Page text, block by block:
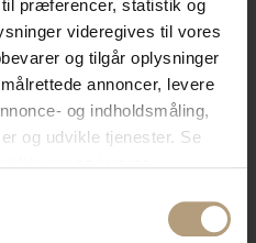
præferencer, statistik og
videregives til vores
og tilgår oplysninger
annoncer, levere
og indholdsmåling,
og udvikle tjenester. Se
fra vores